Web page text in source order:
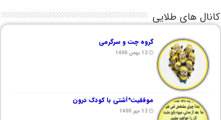
کانال های طلایی
گروه چت و سرگرمی
12 بهمن 1400
موفقیت*آشتی با کودک درون
12 مهر 1400